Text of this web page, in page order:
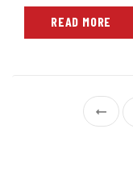
READ MORE